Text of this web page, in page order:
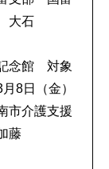
大石
念館 対象
8日（金）
護支援
藤